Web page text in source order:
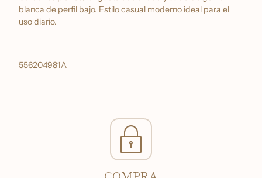
blanca de perfil bajo. Estilo casual moderno ideal para el
uso diario.
556204981A